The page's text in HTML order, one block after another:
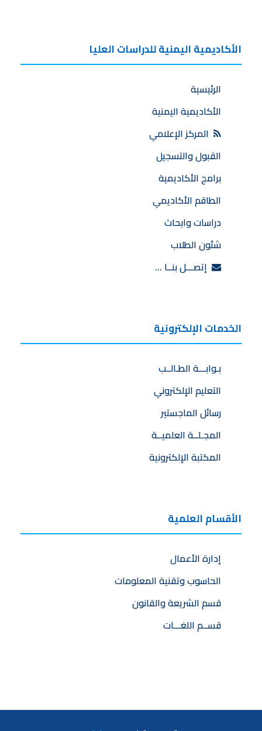
الأكاديمية اليمنية للدراسات العليا
الرئيسية
الأكاديمية اليمنية
المركز الإعلامي
القبول والتسجيل
برامج الأكاديمية
الطاقم الأكاديمي
دراسات وابحاث
شئون الطلاب
إتصـــل بنــا …
الخدمات الإلكترونية
بـوابـــة الطـالــب
التعليم الإلكتروني
رسائل الماجستير
المجـلــة العلميــة
المكتبة الإلكترونية
الأقسام العلمية
إدارة الأعمال
الحاسوب وتقنية المعلومات
قسم الشريعة والقانون
قســم اللغـــات